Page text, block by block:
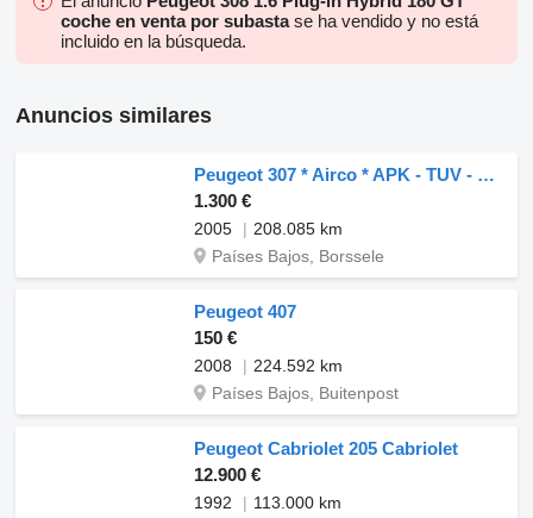
coche en venta por subastase ha vendido y no está
incluido en la búsqueda.
Anuncios similares
Peugeot 307 * Airco * APK - TUV - MOT 04-2027
1.300 €
2005
208.085 km
Países Bajos, Borssele
Peugeot 407
150 €
2008
224.592 km
Países Bajos, Buitenpost
Peugeot Cabriolet 205 Cabriolet
12.900 €
1992
113.000 km